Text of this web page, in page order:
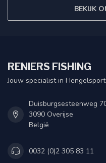
BEKIJK
RENIERS FISHING
Jouw specialist in
Duisburgsesteenweg
3090 Overijse
België
0032 (0)2 305 83 11